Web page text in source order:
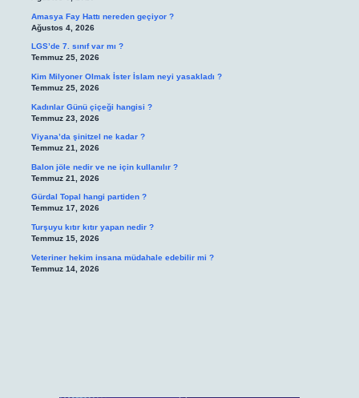
Amasya Fay Hattı nereden geçiyor ?
Ağustos 4, 2026
LGS’de 7. sınıf var mı ?
Temmuz 25, 2026
Kim Milyoner Olmak İster İslam neyi yasakladı ?
Temmuz 25, 2026
Kadınlar Günü çiçeği hangisi ?
Temmuz 23, 2026
Viyana’da şinitzel ne kadar ?
Temmuz 21, 2026
Balon jöle nedir ve ne için kullanılır ?
Temmuz 21, 2026
Gürdal Topal hangi partiden ?
Temmuz 17, 2026
Turşuyu kıtır kıtır yapan nedir ?
Temmuz 15, 2026
Veteriner hekim insana müdahale edebilir mi ?
Temmuz 14, 2026